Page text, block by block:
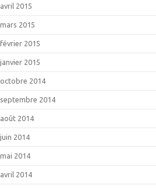
avril 2015
mars 2015
février 2015
janvier 2015
octobre 2014
septembre 2014
août 2014
juin 2014
mai 2014
avril 2014